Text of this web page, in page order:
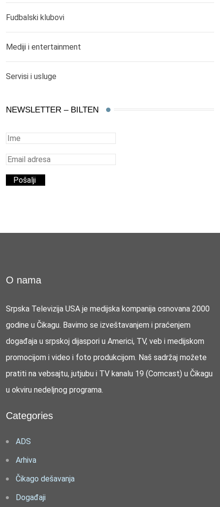
Fudbalski klubovi
Mediji i entertainment
Servisi i usluge
NEWSLETTER – BILTEN
O nama
Srpska Televizija USA je medijska kompanija osnovana 2000
godine u Čikagu. Bavimo se izveštavanjem i praćenjem
događaja u srpskoj dijaspori u Americi, TV, veb i medijskom
promocijom i video i foto produkcijom. Naš sadržaj možete
pratiti na vebsajtu, jutjubu i TV kanalu 19 (Comcast) u Čikagu
u okviru nedeljnog programa.
Categories
ADS
Arhiva
Čikago dešavanja
Događaji